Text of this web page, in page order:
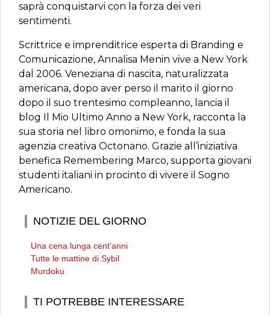
saprà conquistarvi con la forza dei veri
sentimenti.
Scrittrice e imprenditrice esperta di Branding e
Comunicazione, Annalisa Menin vive a New York
dal 2006. Veneziana di nascita, naturalizzata
americana, dopo aver perso il marito il giorno
dopo il suo trentesimo compleanno, lancia il
blog Il Mio Ultimo Anno a New York, racconta la
sua storia nel libro omonimo, e fonda la sua
agenzia creativa Octonano. Grazie all’iniziativa
benefica Remembering Marco, supporta giovani
studenti italiani in procinto di vivere il Sogno
Americano.
NOTIZIE DEL GIORNO
Una cena lunga cent'anni
Tutte le mattine di Sybil
Murdoku
TI POTREBBE INTERESSARE